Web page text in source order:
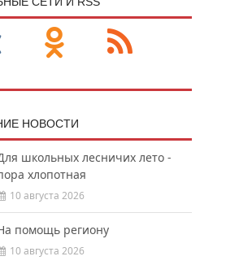
НОВОСТИ
школьных лесничих лето -
хлопотная
10 августа 2026
помощь региону
10 августа 2026